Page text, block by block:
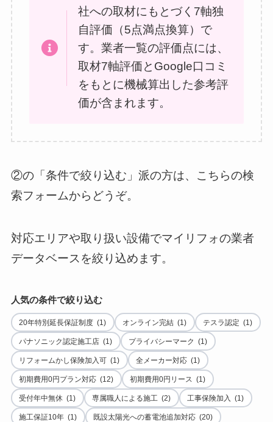
社への取材にもとづく7軸独
自評価（5点満点換算）で
す。業者一覧の評価点には、
取材7軸評価とGoogle口コミ
をもとに機械算出した参考評
価が含まれます。
②の「条件で絞り込む」派の方は、こちらの検
索フォームからどうぞ。
対応エリアや取り扱い設備でマイリフォの業者
データベースを絞り込めます。
人気の条件で絞り込む
20年特別延長保証制度 (1) オンライン完結 (1) テスラ認定 (1)
パナソニック認定施工店 (1) プライバシーマーク (1)
リフォームかし保険加入可 (1) 全メーカー対応 (1)
初期費用0円プラン対応 (12) 初期費用0円リース (1)
受付年中無休 (1) 専属職人による施工 (2) 工事保険加入 (1)
施工保証10年 (1) 既設太陽光への蓄電池追加対応 (20)